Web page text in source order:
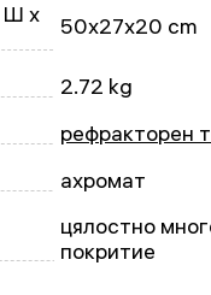
Ш x
50x27x20 cm
2.72 kg
рефракторен
ахромат
цялостно
покритие